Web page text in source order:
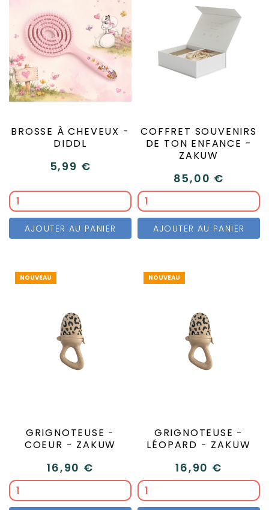
BROSSE À CHEVEUX -
DIDDL
5,99 €
AJOUTER AU PANIER
COFFRET SOUVENIRS
DE TON ENFANCE -
ZAKUW
85,00 €
AJOUTER AU PANIER
NOUVEAU
GRIGNOTEUSE -
COEUR - ZAKUW
16,90 €
NOUVEAU
GRIGNOTEUSE -
LÉOPARD - ZAKUW
16,90 €